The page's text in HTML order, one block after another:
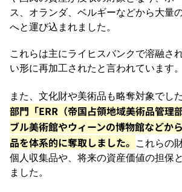
ス、オランダ、ベルギーなどから大量
へと運び込まれました。
これらは主にライヒスバンクで溶融さ
い形に再加工されたと言われています。
また、文化財や美術品も略奪対象でした
部門「ERR（帝国占領地域美術品管理
ブル美術館やウィーンの博物館などか
品を体系的に奪取しました。
これらの
個人収集品や、将来の資産価値の担保
ました。